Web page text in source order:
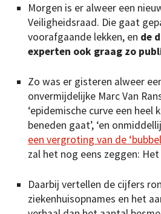
Morgen is er alweer een
Veiligheidsraad. Die gaat
voorafgaande lekken, en de
experten ook graag zo
Zo was er gisteren alweer
onvermijdelijke Marc Van
‘epidemische curve een heel
beneden gaat’, ‘en
een vergroting van de
zal het nog eens zeggen: Het
Daarbij vertellen de cijfers
ziekenhuisopnames en het